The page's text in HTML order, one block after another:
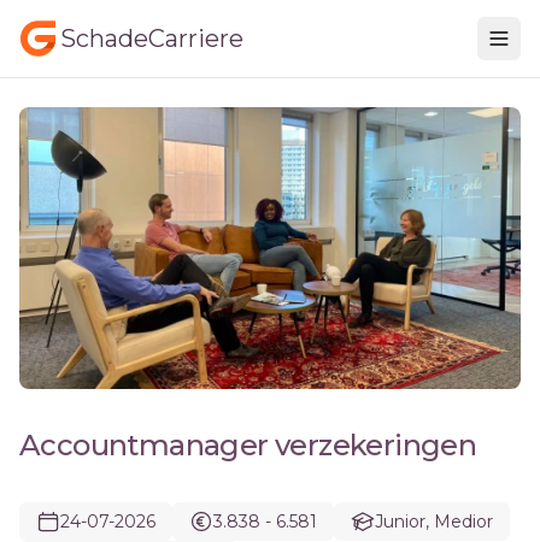
SchadeCarriere
Accountmanager verzekeringen
24-07-2026 3.838 - 6.581
Junior, Medior